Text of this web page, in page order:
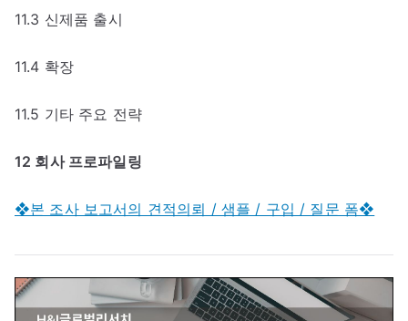
11.3 신제품 출시
11.4 확장
11.5 기타 주요 전략
12 회사 프로파일링
❖본 조사 보고서의 견적의뢰 / 샘플 / 구입 / 질문 폼❖